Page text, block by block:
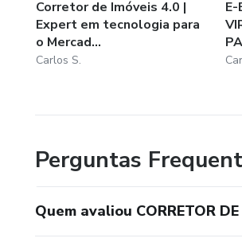
Corretor de Imóveis 4.0 |
Expert em tecnologia para
o Mercad...
Carlos S.
E-
Perguntas
Quem avaliou CORRETOR